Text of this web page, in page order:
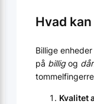
Hvad
Billige
på billigog
Kvalitet